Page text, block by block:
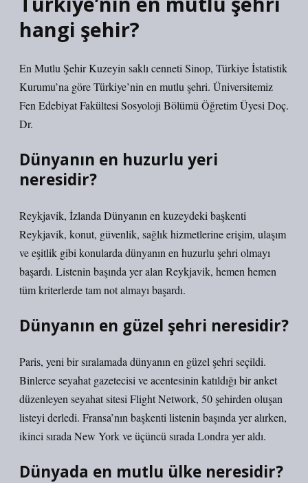
hangi şehir?
En Mutlu Şehir Kuzeyin saklı cenneti Sinop, Türkiye İstatistik
Kurumu’na göre Türkiye’nin en mutlu şehri. Üniversitemiz
Fen Edebiyat Fakültesi Sosyoloji Bölümü Öğretim Üyesi Doç.
Dr.
Dünyanın en huzurlu yeri
neresidir?
Reykjavik, İzlanda Dünyanın en kuzeydeki başkenti
Reykjavik, konut, güvenlik, sağlık hizmetlerine erişim, ulaşım
ve eşitlik gibi konularda dünyanın en huzurlu şehri olmayı
başardı. Listenin başında yer alan Reykjavik, hemen hemen
tüm kriterlerde tam not almayı başardı.
Dünyanın en güzel şehri neresidir?
Paris, yeni bir sıralamada dünyanın en güzel şehri seçildi.
Binlerce seyahat gazetecisi ve acentesinin katıldığı bir anket
düzenleyen seyahat sitesi Flight Network, 50 şehirden oluşan
listeyi derledi. Fransa’nın başkenti listenin başında yer alırken,
ikinci sırada New York ve üçüncü sırada Londra yer aldı.
Dünyada en mutlu ülke neresidir?